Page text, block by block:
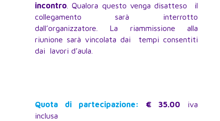
incontro. Qualora questo venga disatteso il
collegamento sarà interrotto
dall’organizzatore. La riammissione alla
riunione sarà vincolata dai tempi consentiti
dai lavori d’aula.
Quota di partecipazione: € 35.00 iva
inclusa